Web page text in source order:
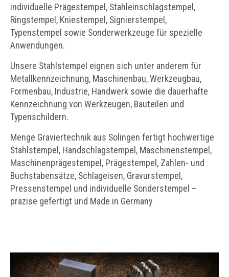
individuelle Prägestempel, Stahleinschlagstempel,
Ringstempel, Kniestempel, Signierstempel,
Typenstempel sowie Sonderwerkzeuge für spezielle
Anwendungen.
Unsere Stahlstempel eignen sich unter anderem für
Metallkennzeichnung, Maschinenbau, Werkzeugbau,
Formenbau, Industrie, Handwerk sowie die dauerhafte
Kennzeichnung von Werkzeugen, Bauteilen und
Typenschildern.
Menge Graviertechnik aus Solingen fertigt hochwertige
Stahlstempel, Handschlagstempel, Maschinenstempel,
Maschinenprägestempel, Prägestempel, Zahlen- und
Buchstabensätze, Schlageisen, Gravurstempel,
Pressenstempel und individuelle Sonderstempel –
präzise gefertigt und Made in Germany